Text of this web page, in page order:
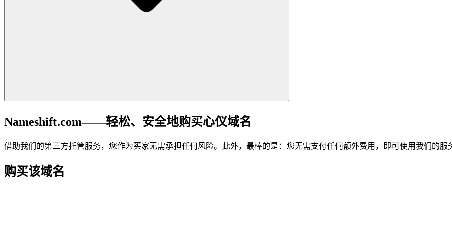
Nameshift.com——轻松、安全地购买心仪域名
借助我们的第三方托管服务，您作为买家无需承担任何风险。此外，最棒的是：您无需支付任何额外费用，即可使用我们的服
购买该域名